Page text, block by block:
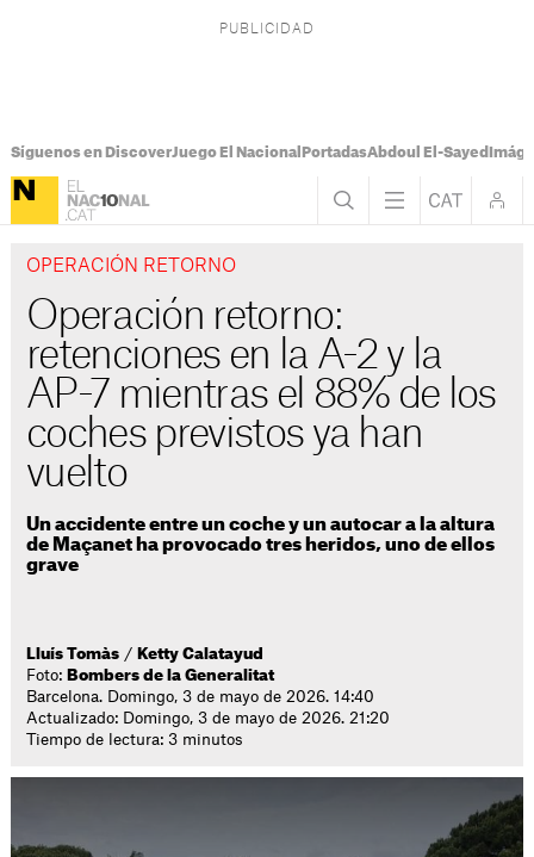
Síguenos en DiscoverJuego El Nacional PortadasAbdoul El-Sayed
OPERACIÓN RETORNO
Operación retorno:
retenciones en la A-2 y la
AP-7 mientras el 88% de los
coches previstos ya han
vuelto
Un accidente entre un coche y un autocar a la altura
de Maçanet ha provocado tres heridos, uno de ellos
grave
Lluís Tomàs / Ketty Calatayud
Foto: Bombers de la Generalitat
Barcelona. Domingo, 3 de mayo de 2026. 14:40
Actualizado: Domingo, 3 de mayo de 2026. 21:20
Tiempo de lectura: 3 minutos